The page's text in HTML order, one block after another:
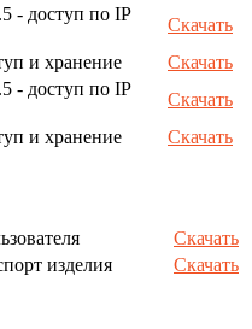
- доступ по IP
Скачать
и хранение
Скачать
- доступ по IP
Скачать
и хранение
Скачать
Скачать
изделия Скачать